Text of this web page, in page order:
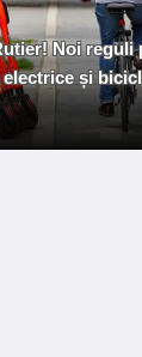
Noi reguli
electrice și